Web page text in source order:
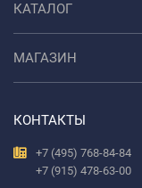
КАТАЛОГ
МАГАЗИН
КОНТАКТЫ
+7 (495) 768-84-84
+7 (915) 478-63-00